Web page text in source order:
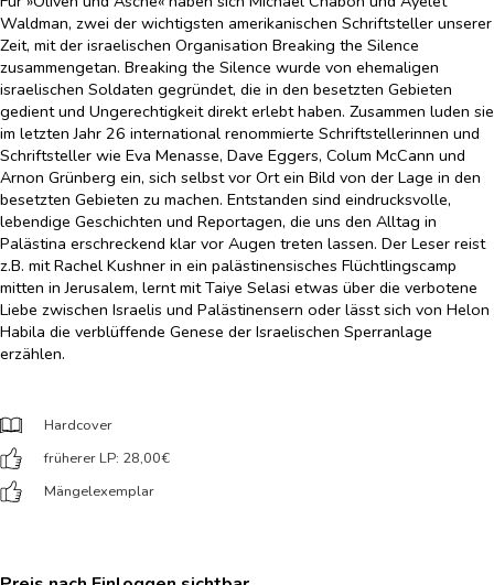
Waldman, zwei der wichtigsten amerikanischen Schriftsteller unserer
Zeit, mit der israelischen Organisation Breaking the Silence
zusammengetan. Breaking the Silence wurde von ehemaligen
israelischen Soldaten gegründet, die in den besetzten Gebieten
gedient und Ungerechtigkeit direkt erlebt haben. Zusammen luden sie
im letzten Jahr 26 international renommierte Schriftstellerinnen und
Schriftsteller wie Eva Menasse, Dave Eggers, Colum McCann und
Arnon Grünberg ein, sich selbst vor Ort ein Bild von der Lage in den
besetzten Gebieten zu machen. Entstanden sind eindrucksvolle,
lebendige Geschichten und Reportagen, die uns den Alltag in
Palästina erschreckend klar vor Augen treten lassen. Der Leser reist
z.B. mit Rachel Kushner in ein palästinensisches Flüchtlingscamp
mitten in Jerusalem, lernt mit Taiye Selasi etwas über die verbotene
Liebe zwischen Israelis und Palästinensern oder lässt sich von Helon
Habila die verblüffende Genese der Israelischen Sperranlage
erzählen.
Hardcover
früherer LP: 28,00€
Mängelexemplar